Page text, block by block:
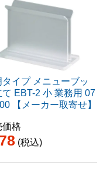
タイプ メニューブッ
て EBT-2 小 業務用 07
【メーカー取寄せ】
価格
税込